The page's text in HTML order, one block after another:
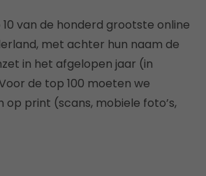
van de honderd grootste online
met achter hun naam de
in het afgelopen jaar (in
de top 100 moeten we
op print (scans, mobiele foto’s,